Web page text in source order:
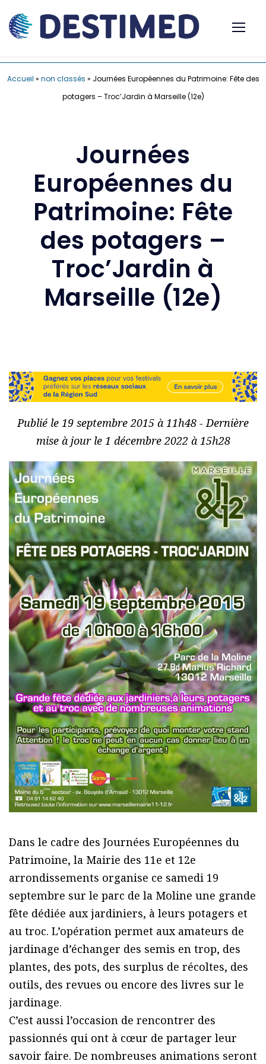
Accueil » non classés » Journées Européennes du Patrimoine: Fête des
potagers – Troc’Jardin à Marseille (12e)
Journées
Européennes du
Patrimoine: Fête
des potagers –
Troc’Jardin à
Marseille (12e)
Publié le 19 septembre 2015 à 11h48 - Dernière
mise à jour le 1 décembre 2022 à 15h28
Dans le cadre des Journées Européennes du
Patrimoine, la Mairie des 11e et 12e
arrondissements organise ce samedi 19
septembre sur le parc de la Moline une grande
fête dédiée aux jardiniers, à leurs potagers et
au troc. L’opération permet aux amateurs de
jardinage d’échanger des semis en trop, des
plantes, des pots, des surplus de récoltes, des
outils, des revues ou encore des livres sur le
jardinage.
C’est aussi l’occasion de rencontrer des
passionnés qui ont à cœur de partager leur
savoir faire. De nombreuses animations seront